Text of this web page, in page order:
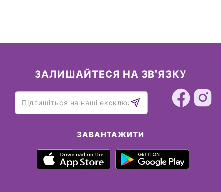
ЗАЛИШАЙТЕСЯ НА ЗВ'ЯЗКУ
ЗАВАНТАЖИТИ